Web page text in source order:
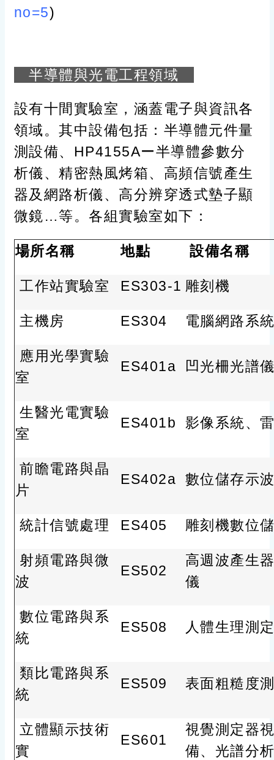
no=5)
半導體與光電工程領域
設有十間實驗室，涵蓋電子與資訊各
領域。其中設備包括：半導體元件量
測設備、HP4155Aー半導體參數分
析儀、精密熱風烤箱、高頻信號產生
器及網路析儀、高分辨穿透式墊子顯
微鏡…等。各組實驗室如下：
場所名稱 地點 設備名稱
工作站實驗室 ES303-1 雕刻機
主機房 ES304 電腦網路系
應用光學實驗
室
ES401a 凹光柵光譜
生醫光電實驗
室
ES401b 影像系統、
前瞻電路與晶
片
ES402a 數位儲存示
統計信號處理 ES405 雕刻機數位
射頻電路與微
波
ES502
高週波產生
儀
數位電路與系
統
ES508 人體生理測
類比電路與系
統
ES509 表面粗糙度
立體顯示技術
實
ES601
視覺測定器
備、光譜分